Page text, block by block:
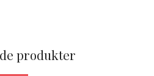
produkter